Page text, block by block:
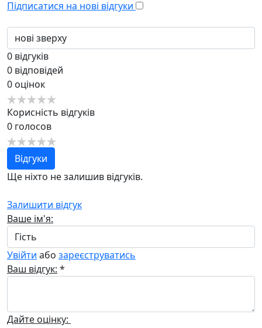
Підписатися на нові відгуки
0 відгуків
0 відповідей
0 оцінок
Корисність відгуків
0 голосов
Відгуки
Ще ніхто не залишив відгуків.
Залишити відгук
Ваше ім'я:
Увійти або зареєструватись
Ваш відгук: *
Дайте оцінку: